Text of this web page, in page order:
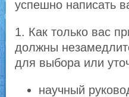
успешно написать
1. Как только вас
должны
для выбора или
научный